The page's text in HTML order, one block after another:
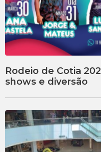
Rodeio de Cotia
shows e diversão